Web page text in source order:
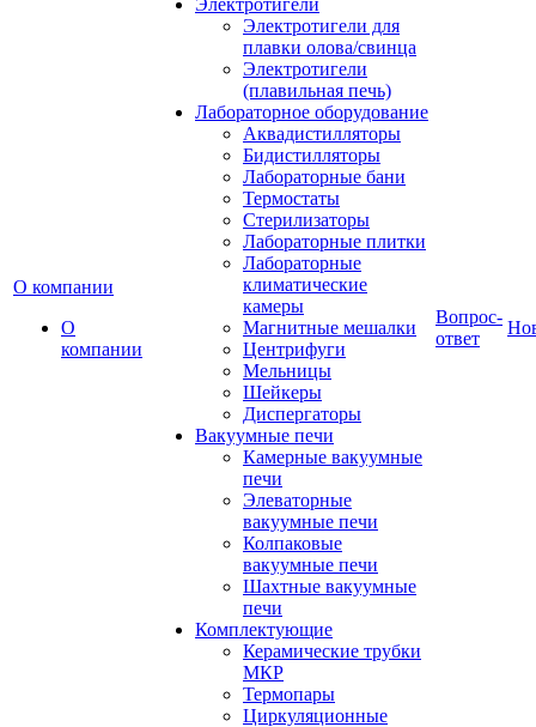
О компании
О
компании
Электротигели
Электротигели для
плавки олова/свинца
Электротигели
(плавильная печь)
Лабораторное оборудование
Аквадистилляторы
Бидистилляторы
Лабораторные бани
Термостаты
Стерилизаторы
Лабораторные плитки
Лабораторные
климатические
камеры
Магнитные мешалки
Центрифуги
Мельницы
Шейкеры
Диспергаторы
Вакуумные печи
Камерные вакуумные
печи
Элеваторные
вакуумные печи
Колпаковые
вакуумные печи
Шахтные вакуумные
печи
Комплектующие
Керамические трубки
МКР
Термопары
Циркуляционные
Вопрос-
ответ